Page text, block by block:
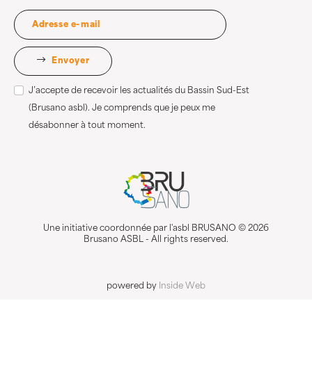
Envoyer
J’accepte de recevoir les actualités du Bassin Sud-Est
(Brusano asbl). Je comprends que je peux me
désabonner à tout moment.
Une initiative coordonnée par l'asbl BRUSANO © 2026
Brusano ASBL - All rights reserved.
powered by Inside Web